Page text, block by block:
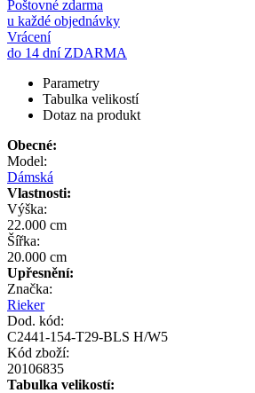
Poštovné zdarma
u každé objednávky
Vrácení
do 14 dní ZDARMA
Parametry
Tabulka velikostí
Dotaz na produkt
Obecné:
Model:
Dámská
Vlastnosti:
Výška:
22.000 cm
Šířka:
20.000 cm
Upřesnění:
Značka:
Rieker
Dod. kód:
C2441-154-T29-BLS H/W5
Kód zboží:
20106835
Tabulka velikostí: